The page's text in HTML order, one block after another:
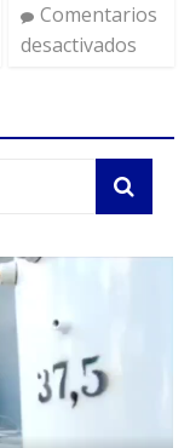
Comentarios
desactivados